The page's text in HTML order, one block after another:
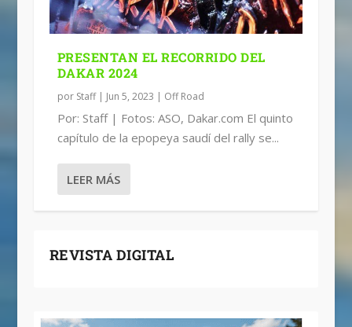
PRESENTAN EL RECORRIDO DEL
DAKAR 2024
por Staff| Jun 5, 2023 | Off Road
Por: Staff | Fotos: ASO, Dakar.com El quinto
capítulo de la epopeya saudí del rally se...
LEER MÁS
REVISTA DIGITAL